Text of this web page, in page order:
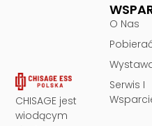
CHISAGE jest
wiodącym
O Nas
Serwis I